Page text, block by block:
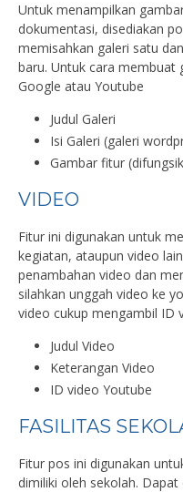
Untuk menampilkan
dokumentasi, disediakan
memisahkan galeri satu
baru. Untuk cara membuat
Google atau Youtube
Judul Galeri
Isi Galeri (galeri
Gambar fitur
VIDEO
Fitur ini digunakan untuk
kegiatan, ataupun video
penambahan video dan
silahkan unggah video ke
video cukup mengambil ID
Judul Video
Keterangan Video
ID video Youtube
FASILITAS
Fitur pos ini digunakan
dimiliki oleh sekolah.